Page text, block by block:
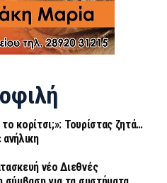
κορίτσι;»: Τουρίστας ζητά…
νέο Διεθνές